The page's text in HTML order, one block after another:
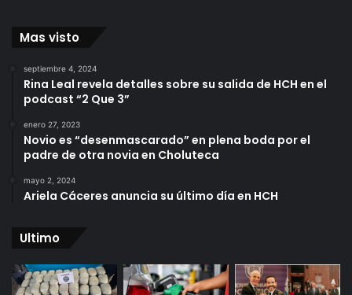
Mas visto
septiembre 4, 2024
Rina Leal revela detalles sobre su salida de HCH en el
podcast “2 Que 3”
enero 27, 2023
Novio es “desenmascarado” en plena boda por el
padre de otra novia en Choluteca
mayo 2, 2024
Ariela Cáceres anuncia su último día en HCH
Ultimo